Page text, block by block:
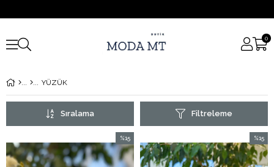
0
YÜZÜK
Filtreleme
Sıralama
%15
İndirim
%15İndirim
%15
İndirim